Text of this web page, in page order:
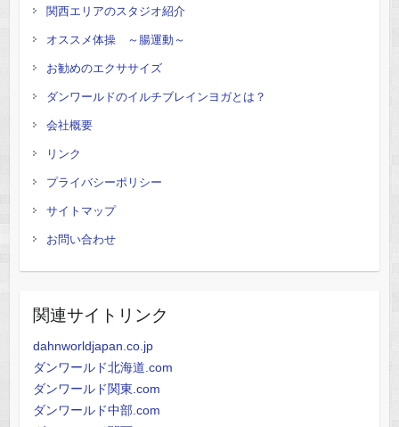
関西エリアのスタジオ紹介
オススメ体操 ～腸運動～
お勧めのエクササイズ
ダンワールドのイルチブレインヨガとは？
会社概要
リンク
プライバシーポリシー
サイトマップ
お問い合わせ
関連サイトリンク
dahnworldjapan.co.jp
ダンワールド北海道.com
ダンワールド関東.com
ダンワールド中部.com